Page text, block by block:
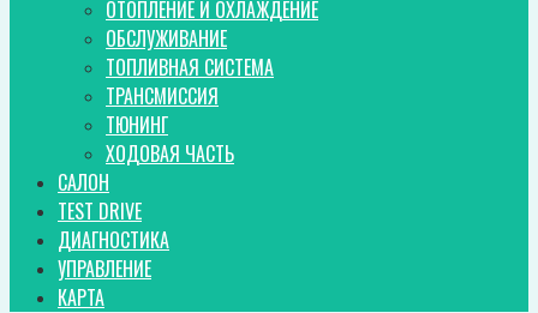
ОТОПЛЕНИЕ И ОХЛАЖДЕНИЕ
ОБСЛУЖИВАНИЕ
ТОПЛИВНАЯ СИСТЕМА
ТРАНСМИССИЯ
ТЮНИНГ
ХОДОВАЯ ЧАСТЬ
САЛОН
TEST DRIVE
ДИАГНОСТИКА
УПРАВЛЕНИЕ
КАРТА